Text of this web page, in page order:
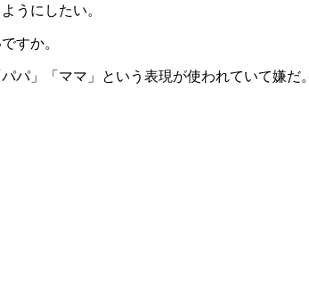
うにしたい。
すか。
パ」「ママ」という表現が使われていて嫌だ。